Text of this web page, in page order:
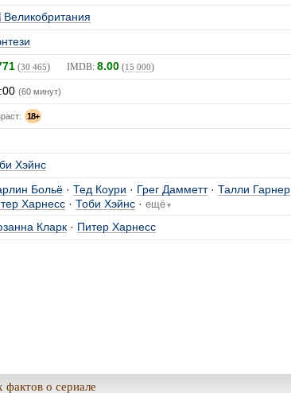
Великобритания
(30 465) IMDB: 8.00 (15 000)
(60 минут)
18+
Хэйнс
Больё · Тед Коури · Грег Дамметт· Талли Гарнер
Харнесс · Тоби Хэйнс · ещё ▼
Кларк · Питер Харнесс
о сериале